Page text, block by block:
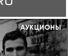
МАГАЗИН ОТКРЫТ
АУКЦИОНЫ